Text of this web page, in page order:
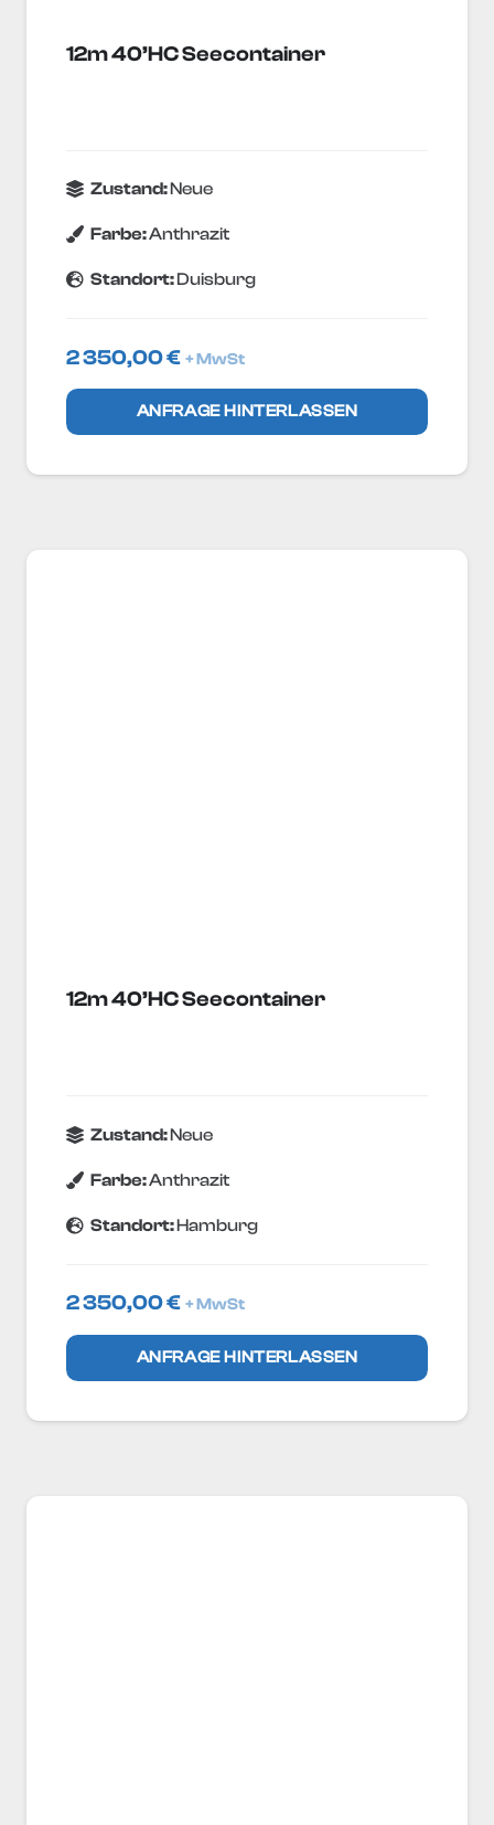
12m 40’HC Seecontainer
Zustand:Neue
Farbe:Anthrazit
Standort:Duisburg
2 350,00€ + MwSt
ANFRAGE HINTERLASSEN
12m 40’HC Seecontainer
Zustand:Neue
Farbe:Anthrazit
Standort:Hamburg
2 350,00€ + MwSt
ANFRAGE HINTERLASSEN